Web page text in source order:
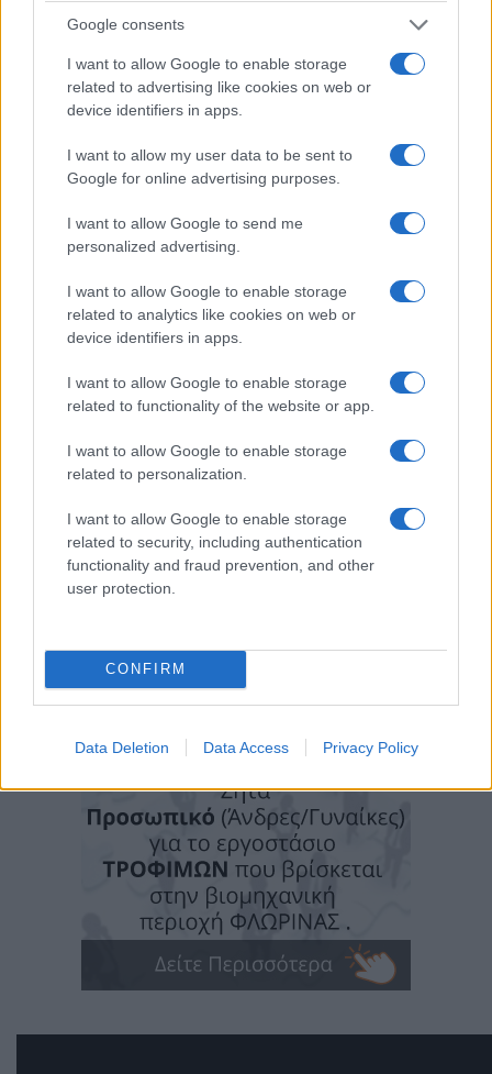
Google consents
I want to allow Google to enable storage
related to advertising like cookies on web or
device identifiers in apps.
I want to allow my user data to be sent to
Google for online advertising purposes.
I want to allow Google to send me
personalized advertising.
I want to allow Google to enable storage
related to analytics like cookies on web or
device identifiers in apps.
I want to allow Google to enable storage
related to functionality of the website or app.
I want to allow Google to enable storage
related to personalization.
I want to allow Google to enable storage
related to security, including authentication
functionality and fraud prevention, and other
user protection.
CONFIRM
Data Deletion Data Access Privacy Policy